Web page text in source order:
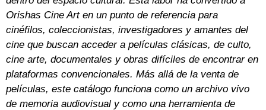
Orishas Cine Art en un punto de referencia para
cinéfilos, coleccionistas, investigadores y amantes del
cine que buscan acceder a películas clásicas, de culto,
cine arte, documentales y obras difíciles de encontrar en
plataformas convencionales. Más allá de la venta de
películas, este catálogo funciona como un archivo vivo
de memoria audiovisual y como una herramienta de